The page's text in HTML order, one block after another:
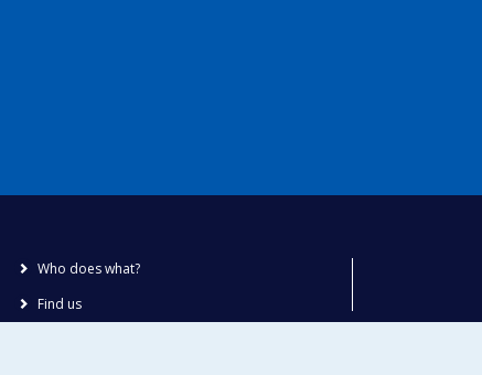
Who does what?
Find us